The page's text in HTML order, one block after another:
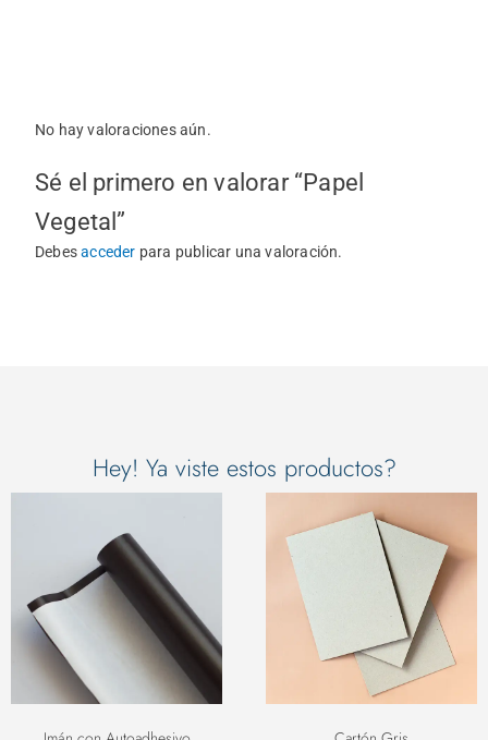
No hay valoraciones aún.
Sé el primero en valorar “Papel
Vegetal”
Debesacceder para publicar una valoración.
Hey! Ya viste estos productos?